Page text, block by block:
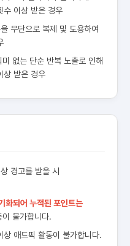
수 이상 받은 경우
무단으로 복제 및 도용하여
없는 단순 반복 노출로 인해
상 받은 경우
경고를 받을 시
화되어 누적된 포인트는
불가합니다.
애드픽 활동이 불가합니다.